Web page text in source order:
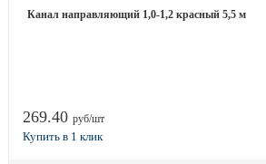
Канал направляющий 1,0-1,2 красный 5,5 м
269.40 руб/шт